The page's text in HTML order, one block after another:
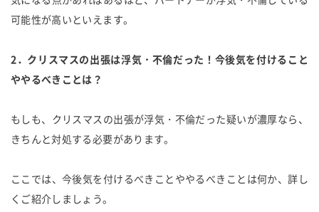
可能性が高いといえます。
2．クリスマスの出張は浮気・不倫だった！今後気を付けること
ややるべきことは？
もしも、クリスマスの出張が浮気・不倫だった疑いが濃厚なら、
きちんと対処する必要があります。
ここでは、今後気を付けるべきことややるべきことは何か、詳し
くご紹介しましょう。